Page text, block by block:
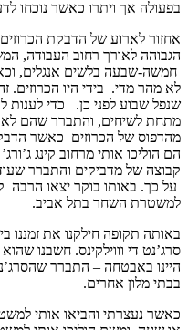
בפעולה אך ויתרו כאשר נוכחו
אחזור לארוע של הדבקת
הגבוהה לאורך רחוב העבודה,
חמשה-שבעה בלשים אנגלים,
לא מהר מדי. בידי היו הכרוזים.
שנפל שבוע לפני כן. כדי לענות
מתחת לשיחים, והתברר שהם לא
מהדפוס של הכרוזים כאשר
הם הוליכו אותי מרחוב קינג
קבוצה של מדביקים והתברר
על כך. באותו בוקר יצאו הרבה
למשטרת השחר בתל אביב.
באותה תקופה חילקנו את זמננו
סרג’נט די וווילקינס. חשבנו
היינו באבטחה – התברר
בבתי מלון אחרים.
כאשר נעצרתי והביאו אותי